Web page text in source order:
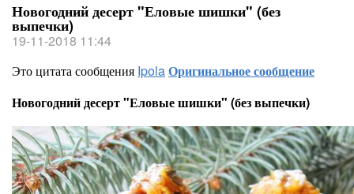
Новогодний десерт "Еловые шишки" (без
выпечки)
19-11-2018 11:44
Это цитата сообщения IpolaОригинальное сообщение
Новогодний десерт "Еловые шишки" (без выпечки)